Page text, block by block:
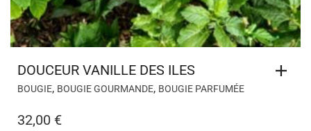
DOUCEUR VANILLE DES ILES
BOUGIE, BOUGIE GOURMANDE, BOUGIE PARFUMÉE
32,00 €